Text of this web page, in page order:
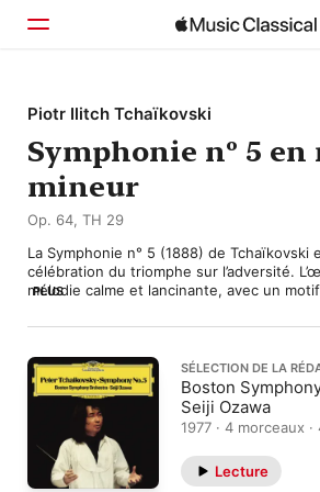
Accueil
Parcourir
Rechercher
Piotr Ilitch Tchaïkovski
Symphonie nº 5 en
mineur
Op. 64, TH 29
La Symphonie n° 5 (1888) de Tchaïkovski
célébration du triomphe sur l’adversité.
mélodie calme et lancinante, avec un
transforme progressivement, à mesure
sa voie. Tchaïkovski avait du mal à
ne savait pas trop comment procéder. Il
premier mouvement un récit s’articulant
lutte contre le sort, avant de s’en éloigner
explorer le concept de destin à travers
forme plus traditionnelle. Le premier
progressivement de la couleur sombre du
PLUS
SÉLECTION DE LA
Boston
Seiji Ozawa
1977 · 4 morceaux ·
Lecture